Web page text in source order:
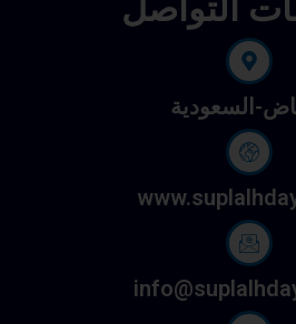
التواصل
السعودية